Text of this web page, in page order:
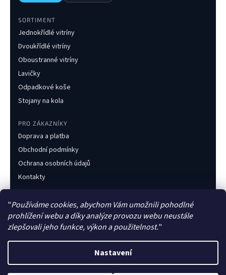
"Používáme cookies, abychom Vám umožnili pohodlné
prohlížení webu a díky analýze provozu webu neustále
zlepšovali jeho funkce, výkon a použitelnost."
Nastavení
SORTIMENT
Jednokřídlé vitríny
Dvoukřídlé vitríny
Oboustranné vitríny
Lavičky
Odpadkové koše
Stojany na kola
PRO ZÁKAZNÍKY
Doprava a platba
Obchodní podmínky
Ochrana osobních údajů
Kontakty
+420 733 216 437
obchod@obecnimobiliar.cz
Po–Pá 8:00–16:00